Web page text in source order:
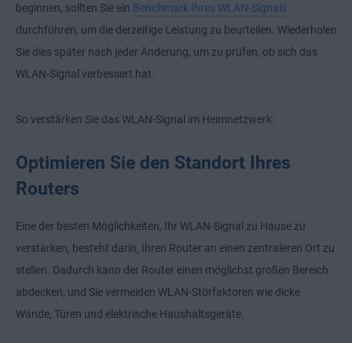
beginnen, sollten Sie ein Benchmark Ihres WLAN-Signals
durchführen, um die derzeitige Leistung zu beurteilen. Wiederholen
Sie dies später nach jeder Änderung, um zu prüfen, ob sich das
WLAN-Signal verbessert hat.
So verstärken Sie das WLAN-Signal im Heimnetzwerk:
Optimieren Sie den Standort Ihres
Routers
Eine der besten Möglichkeiten, Ihr WLAN-Signal zu Hause zu
verstärken, besteht darin, Ihren Router an einen zentraleren Ort zu
stellen. Dadurch kann der Router einen möglichst großen Bereich
abdecken, und Sie vermeiden WLAN-Störfaktoren wie dicke
Wände, Türen und elektrische Haushaltsgeräte.